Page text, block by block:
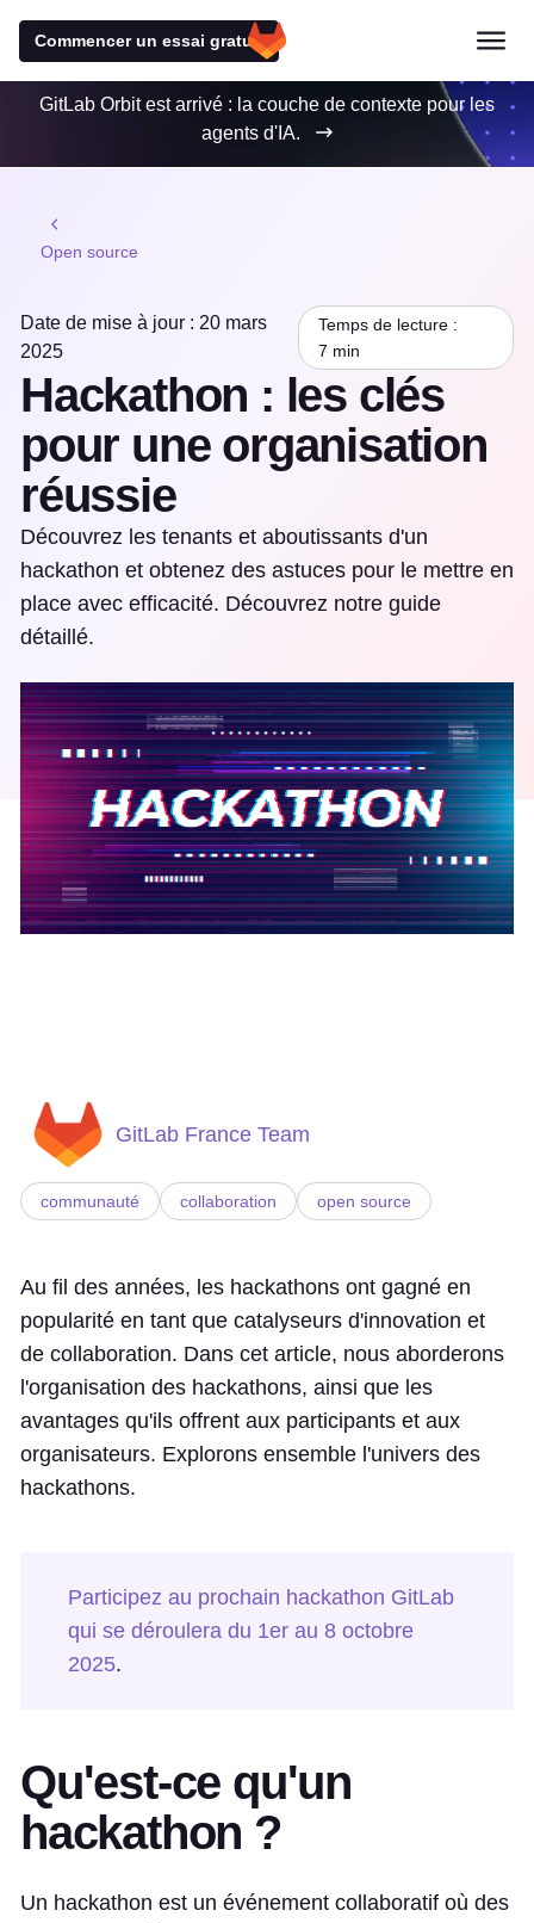
Commencer un essai gratuit
GitLab Orbit est arrivé : la couche de contexte pour les
agents d'IA.
Open source
Date de mise à jour : 20 mars
2025
Temps de lecture :
7 min
Hackathon : les clés
pour une organisation
réussie
Découvrez les tenants et aboutissants d'un
hackathon et obtenez des astuces pour le mettre en
place avec efficacité. Découvrez notre guide
détaillé.
GitLab France Team
communauté collaboration open source
Au fil des années, les hackathons ont gagné en
popularité en tant que catalyseurs d'innovation et
de collaboration. Dans cet article, nous aborderons
l'organisation des hackathons, ainsi que les
avantages qu'ils offrent aux participants et aux
organisateurs. Explorons ensemble l'univers des
hackathons.
Participez au prochain hackathon GitLab
qui se déroulera du 1er au 8 octobre
2025.
Qu'est-ce qu'un
hackathon ?
Un hackathon est un événement collaboratif où des